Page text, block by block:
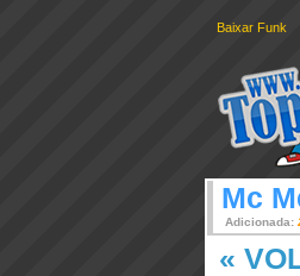
Baixar Funk
Mc
Adicionada:
«